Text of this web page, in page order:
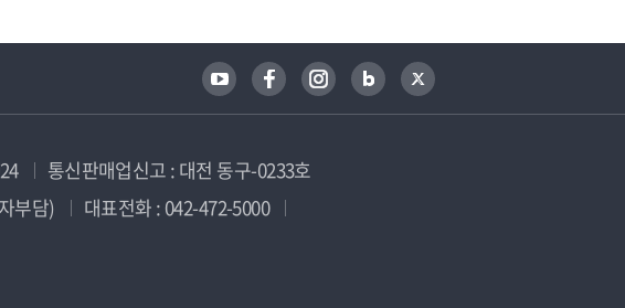
통신판매업신고 : 대전 동구-0233호
부담)
대표전화 : 042-472-5000